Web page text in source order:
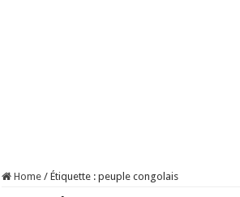
Home / Étiquette :peuple congolais